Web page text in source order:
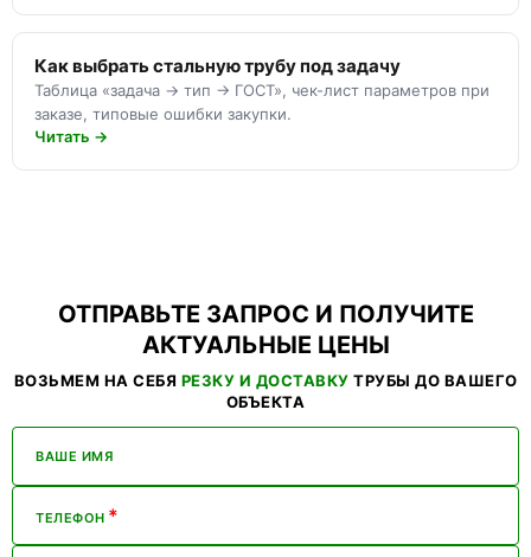
Как выбрать стальную трубу под задачу
Таблица «задача → тип → ГОСТ», чек-лист параметров при
заказе, типовые ошибки закупки.
Читать →
ОТПРАВЬТЕ ЗАПРОС И ПОЛУЧИТЕ
АКТУАЛЬНЫЕ ЦЕНЫ
ВОЗЬМЕМ НА СЕБЯ РЕЗКУ И ДОСТАВКУ ТРУБЫ ДО ВАШЕГО
ОБЪЕКТА
ВАШЕ ИМЯ
ТЕЛЕФОН *